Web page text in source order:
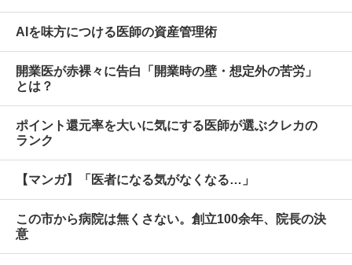
AIを味方につける医師の資産管理術
開業医が赤裸々に告白「開業時の壁・想定外の苦労」
とは？
ポイント還元率を大いに気にする医師が選ぶクレカの
ランク
【マンガ】「医者になる気がなくなる…」
この市から病院は無くさない。創立100余年、院長の決
意